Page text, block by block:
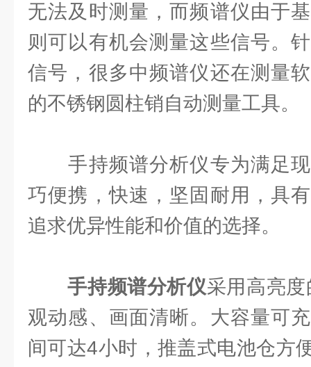
无法及时测量，而频谱仪由于
则可以有机会测量这些信号。
信号，很多中频谱仪还在测量
的不锈钢圆柱销自动测量工具。
手持频谱分析仪专为满足现
巧便携，快速，坚固耐用，具
追求优异性能和价值的选择。
手持频谱分析仪采用高亮
观动感、画面清晰。大容量可
间可达4小时，推盖式电池仓方